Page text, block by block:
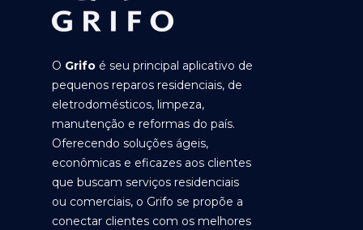
O Grifo é seu principal aplicativo de
pequenos reparos residenciais, de
eletrodomésticos, limpeza,
manutenção e reformas do país.
Oferecendo soluções ágeis,
econômicas e eficazes aos clientes
que buscam serviços residenciais
ou comerciais, o Grifo se propõe a
conectar clientes com os melhores